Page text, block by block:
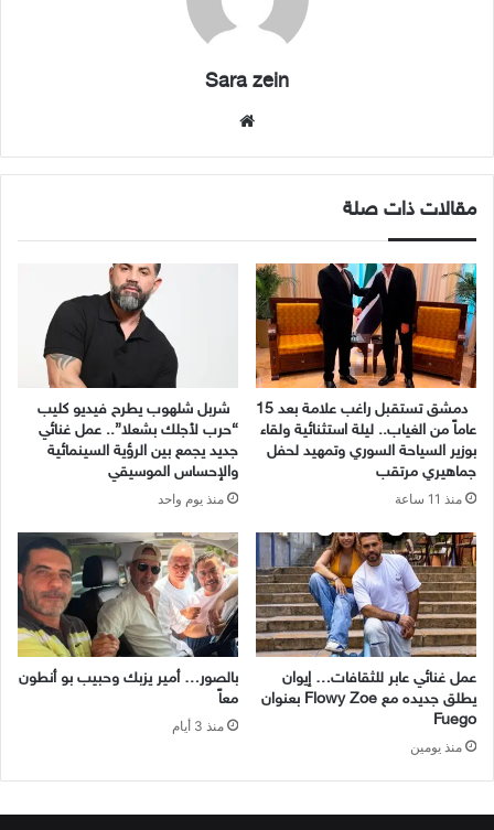
Sara zein
مقالات ذات صلة
دمشق تستقبل راغب علامة بعد 15
عاماً من الغياب.. ليلة استثنائية ولقاء
بوزير السياحة السوري وتمهيد لحفل
جماهيري مرتقب
منذ 11 ساعة
شربل شلهوب يطرح فيديو كليب
“حرب لأجلك بشعلا”.. عمل غنائي
جديد يجمع بين الرؤية السينمائية
والإحساس الموسيقي
منذ يوم واحد
عمل غنائي عابر للثقافات… إيوان
يطلق جديده مع Flowy Zoe بعنوان
Fuego
منذ يومين
بالصور… أمير يزبك وحبيب بو أنطون
معاً
منذ 3 أيام